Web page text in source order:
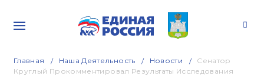
Главная Наша Деятельность Новости
Сенатор
Круглый Прокомментировал Результаты Исследования